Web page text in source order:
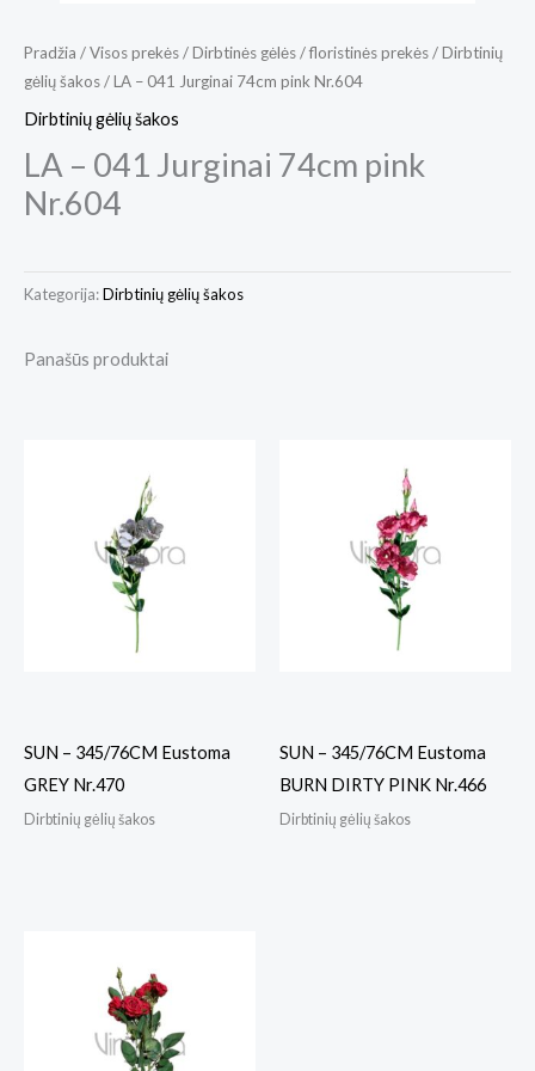
Pradžia /Visos prekės/Dirbtinės gėlės / floristinės prekės/Dirbtinių
gėlių šakos/ LA – 041 Jurginai 74cm pink Nr.604
Dirbtinių gėlių šakos
LA – 041 Jurginai 74cm pink
Nr.604
Kategorija:Dirbtinių gėlių šakos
Panašūs produktai
SUN – 345/76CM Eustoma
GREY Nr.470
Dirbtinių gėlių šakos
SUN – 345/76CM Eustoma
BURN DIRTY PINK Nr.466
Dirbtinių gėlių šakos